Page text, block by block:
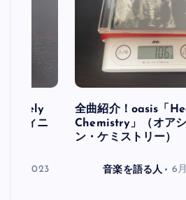
フィニ
30, 2023
全曲紹介！oasis「
Chemistry」（オア
ン・ケミストリー）
音楽を語る人 6